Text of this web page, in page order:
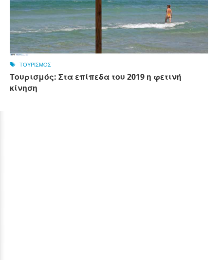
ΤΟΥΡΙΣΜΟΣ
Τουρισμός: Στα επίπεδα του 2019 η φετινή
κίνηση